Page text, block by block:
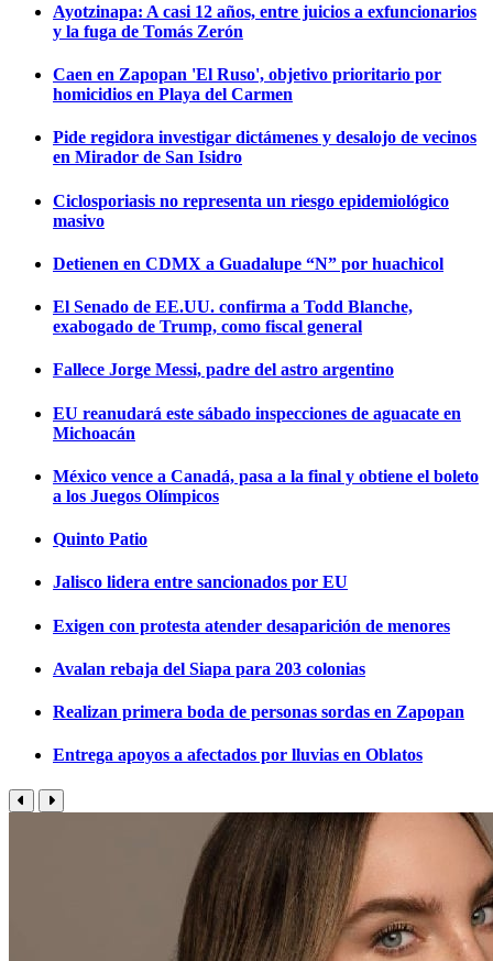
Ayotzinapa: A casi 12 años, entre juicios a exfuncionarios
y la fuga de Tomás Zerón
Caen en Zapopan 'El Ruso', objetivo prioritario por
homicidios en Playa del Carmen
Pide regidora investigar dictámenes y desalojo de vecinos
en Mirador de San Isidro
Ciclosporiasis no representa un riesgo epidemiológico
masivo
Detienen en CDMX a Guadalupe “N” por huachicol
El Senado de EE.UU. confirma a Todd Blanche,
exabogado de Trump, como fiscal general
Fallece Jorge Messi, padre del astro argentino
EU reanudará este sábado inspecciones de aguacate en
Michoacán
México vence a Canadá, pasa a la final y obtiene el boleto
a los Juegos Olímpicos
Quinto Patio
Jalisco lidera entre sancionados por EU
Exigen con protesta atender desaparición de menores
Avalan rebaja del Siapa para 203 colonias
Realizan primera boda de personas sordas en Zapopan
Entrega apoyos a afectados por lluvias en Oblatos